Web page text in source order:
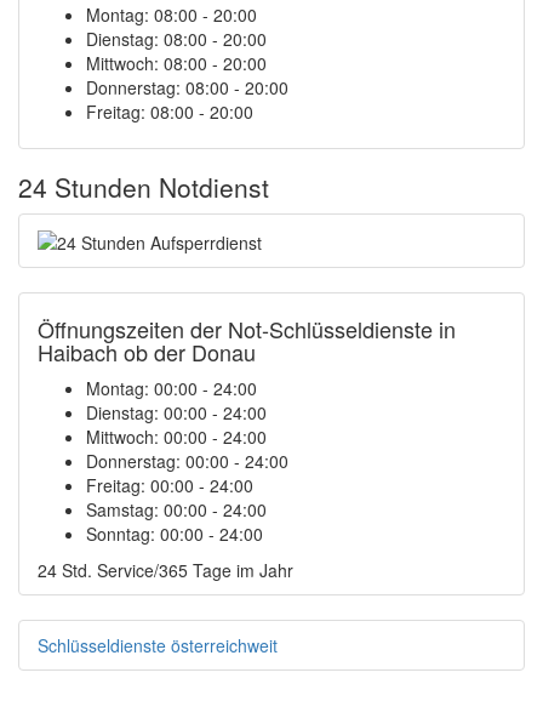
Montag: 08:00 - 20:00
Dienstag: 08:00 - 20:00
Mittwoch: 08:00 - 20:00
Donnerstag: 08:00 - 20:00
Freitag: 08:00 - 20:00
24 Stunden Notdienst
Öffnungszeiten der Not-Schlüsseldienste in
Haibach ob der Donau
Montag: 00:00 - 24:00
Dienstag: 00:00 - 24:00
Mittwoch: 00:00 - 24:00
Donnerstag: 00:00 - 24:00
Freitag: 00:00 - 24:00
Samstag: 00:00 - 24:00
Sonntag: 00:00 - 24:00
24 Std. Service/365 Tage im Jahr
Schlüsseldienste österreichweit